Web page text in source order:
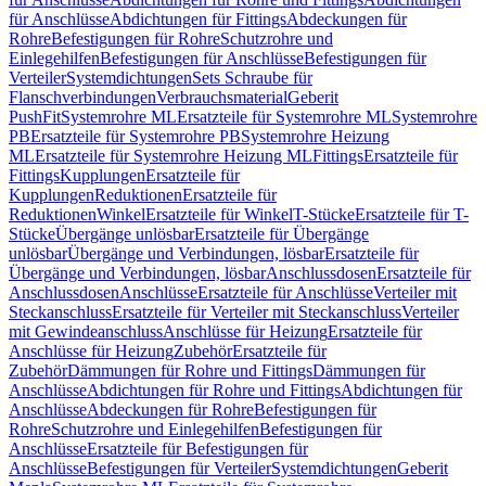
für AnschlüsseAbdichtungen für FittingsAbdeckungen für
RohreBefestigungen für RohreSchutzrohre und
EinlegehilfenBefestigungen für AnschlüsseBefestigungen für
VerteilerSystemdichtungenSets Schraube für
FlanschverbindungenVerbrauchsmaterialGeberit
PushFitSystemrohre MLErsatzteile für Systemrohre MLSystemrohre
PBErsatzteile für Systemrohre PBSystemrohre Heizung
MLErsatzteile für Systemrohre Heizung MLFittingsErsatzteile für
FittingsKupplungenErsatzteile für
KupplungenReduktionenErsatzteile für
ReduktionenWinkelErsatzteile für WinkelT-StückeErsatzteile für T-
StückeÜbergänge unlösbarErsatzteile für Übergänge
unlösbarÜbergänge und Verbindungen, lösbarErsatzteile für
Übergänge und Verbindungen, lösbarAnschlussdosenErsatzteile für
AnschlussdosenAnschlüsseErsatzteile für AnschlüsseVerteiler mit
SteckanschlussErsatzteile für Verteiler mit SteckanschlussVerteiler
mit GewindeanschlussAnschlüsse für HeizungErsatzteile für
Anschlüsse für HeizungZubehörErsatzteile für
ZubehörDämmungen für Rohre und FittingsDämmungen für
AnschlüsseAbdichtungen für Rohre und FittingsAbdichtungen für
AnschlüsseAbdeckungen für RohreBefestigungen für
RohreSchutzrohre und EinlegehilfenBefestigungen für
AnschlüsseErsatzteile für Befestigungen für
AnschlüsseBefestigungen für VerteilerSystemdichtungenGeberit